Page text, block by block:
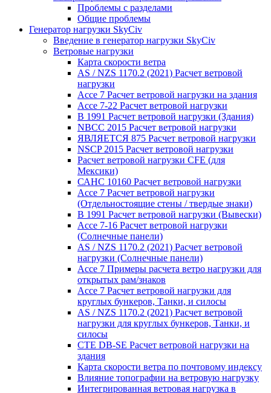
Проблемы с разделами
Общие проблемы
Генератор нагрузки SkyCiv
Введение в генератор нагрузки SkyCiv
Ветровые нагрузки
Карта скорости ветра
AS / NZS 1170.2 (2021) Расчет ветровой
нагрузки
Ассе 7 Расчет ветровой нагрузки на здания
Ассе 7-22 Расчет ветровой нагрузки
В 1991 Расчет ветровой нагрузки (Здания)
NBCC 2015 Расчет ветровой нагрузки
ЯВЛЯЕТСЯ 875 Расчет ветровой нагрузки
NSCP 2015 Расчет ветровой нагрузки
Расчет ветровой нагрузки CFE (для
Мексики)
САНС 10160 Расчет ветровой нагрузки
Ассе 7 Расчет ветровой нагрузки
(Отдельностоящие стены / твердые знаки)
В 1991 Расчет ветровой нагрузки (Вывески)
Ассе 7-16 Расчет ветровой нагрузки
(Солнечные панели)
AS / NZS 1170.2 (2021) Расчет ветровой
нагрузки (Солнечные панели)
Ассе 7 Примеры расчета ветро нагрузки для
открытых рам/знаков
Ассе 7 Расчет ветровой нагрузки для
круглых бункеров, Танки, и силосы
AS / NZS 1170.2 (2021) Расчет ветровой
нагрузки для круглых бункеров, Танки, и
силосы
CTE DB-SE Расчет ветровой нагрузки на
здания
Карта скорости ветра по почтовому индексу
Влияние топографии на ветровую нагрузку
Интегрированная ветровая нагрузка в